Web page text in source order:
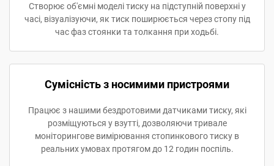
Створює об'ємні моделі тиску на підступній поверхні у
часі, візуалізуючи, як тиск поширюється через стопу під
час фаз стоянки та толкання при ходьбі.
Сумісність з носимими пристроями
Працює з нашими бездротовими датчиками тиску, які
розміщуються у взутті, дозволяючи тривале
моніторингове вимірювання стопинкового тиску в
реальних умовах протягом до 12 годин поспіль.